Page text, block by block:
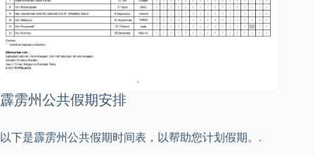
霹雳州公共假期安排
以下是霹雳州公共假期时间表，以帮助您计划假期。.